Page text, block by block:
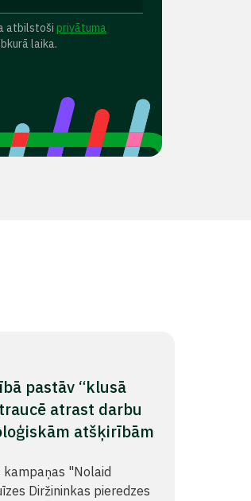
atbilstoši privātuma
laika.
pastāv “klusā
atrast darbu
atšķirībām
"Nolaid
Diržininkas pieredzes